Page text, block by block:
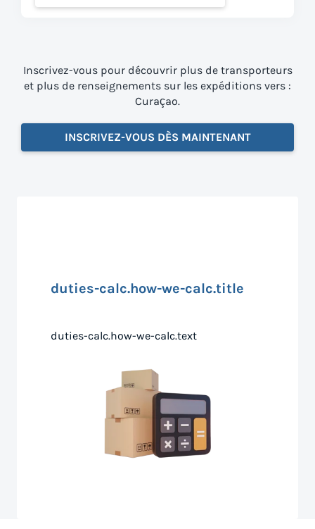
Inscrivez-vous pour découvrir plus de transporteurs
et plus de renseignements sur les expéditions vers :
Curaçao.
INSCRIVEZ-VOUS DÈS MAINTENANT
duties-calc.how-we-calc.title
duties-calc.how-we-calc.text